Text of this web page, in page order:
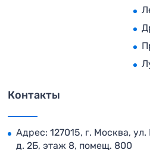
Контакты
Адрес: 127015, г. Москва,
д. 2Б, этаж 8, помещ. 800